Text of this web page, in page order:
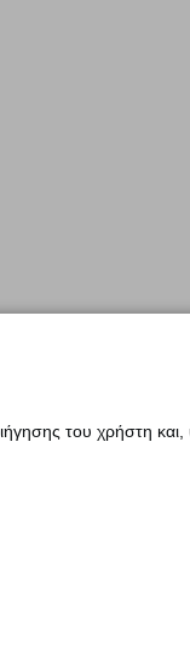
του χρήστη